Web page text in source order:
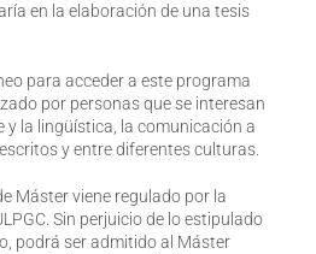
en la elaboración de una tesis
para acceder a este programa
por personas que se interesan
y la lingüística, la comunicación a
y entre diferentes culturas.
Máster viene regulado por la
Sin perjuicio de lo estipulado
podrá ser admitido al Máster